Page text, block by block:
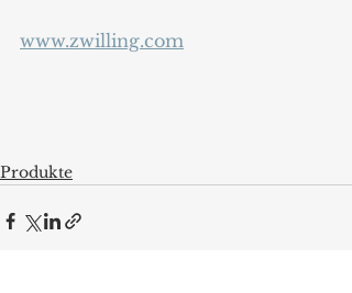
www.zwilling.com
Produkte